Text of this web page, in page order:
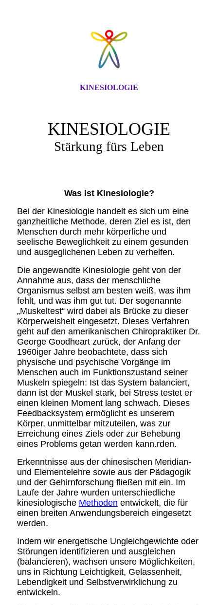
KINESIOLOGIE
KINESIOLOGIE
Stärkung fürs Leben
Was ist Kinesiologie?
Bei der Kinesiologie handelt es sich um eine
ganzheitliche Methode, deren Ziel es ist, den
Menschen durch mehr körperliche und
seelische Beweglichkeit zu einem gesunden
und ausgeglichenen Leben zu verhelfen.
Die angewandte Kinesiologie geht von der
Annahme aus, dass der menschliche
Organismus selbst am besten weiß, was ihm
fehlt, und was ihm gut tut. Der sogenannte
„Muskeltest“ wird dabei als Brücke zu dieser
Körperweisheit eingesetzt. Dieses Verfahren
geht auf den amerikanischen Chiropraktiker Dr.
George Goodheart zurück, der Anfang der
1960iger Jahre beobachtete, dass sich
physische und psychische Vorgänge im
Menschen auch im Funktionszustand seiner
Muskeln spiegeln: Ist das System balanciert,
dann ist der Muskel stark, bei Stress testet er
einen kleinen Moment lang schwach. Dieses
Feedbacksystem ermöglicht es unserem
Körper, unmittelbar mitzuteilen, was zur
Erreichung eines Ziels oder zur Behebung
eines Problems getan werden kann.rden.
Erkenntnisse aus der chinesischen Meridian-
und Elementelehre sowie aus der Pädagogik
und der Gehirnforschung fließen mit ein. Im
Laufe der Jahre wurden unterschiedliche
kinesiologische Methoden entwickelt, die für
einen breiten Anwendungsbereich eingesetzt
werden.
Indem wir energetische Ungleichgewichte oder
Störungen identifizieren und ausgleichen
(balancieren), wachsen unsere Möglichkeiten,
uns in Richtung Leichtigkeit, Gelassenheit,
Lebendigkeit und Selbstverwirklichung zu
entwickeln.